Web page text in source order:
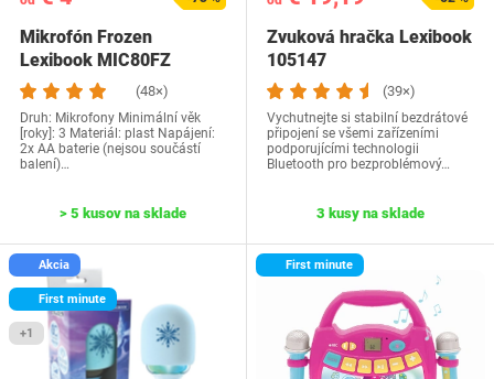
Mikrofón Frozen
Lexibook MIC80FZ
(48×)
Druh: Mikrofony Minimální věk
[roky]: 3 Materiál: plast Napájení:
2x AA baterie (nejsou součástí
balení)…
> 5 kusov na sklade
Zvuková hračka Lexibook
105147
(39×)
Vychutnejte si stabilní bezdrátové
připojení se všemi zařízeními
podporujícími technologii
Bluetooth pro bezproblémový…
3 kusy na sklade
Akcia
First minute
+1
First minute